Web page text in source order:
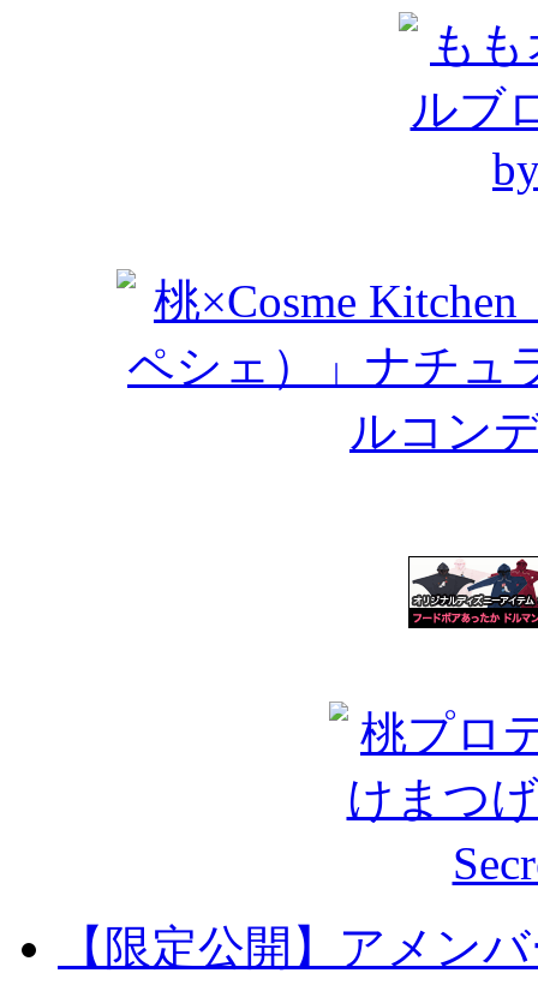
【限定公開】アメン